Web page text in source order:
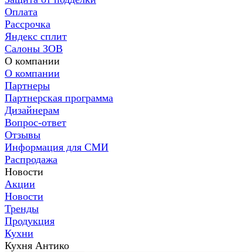
Оплата
Рассрочка
Яндекс сплит
Салоны ЗОВ
О компании
О компании
Партнеры
Партнерская программа
Дизайнерам
Вопрос-ответ
Отзывы
Информация для СМИ
Распродажа
Новости
Акции
Новости
Тренды
Продукция
Кухни
Кухня Антико